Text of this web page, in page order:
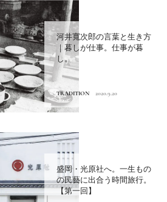
河井寬次郎の言葉と生き方
｜暮しが仕事。仕事が暮
し。
TRADITION 2020.9.20
盛岡・光原社へ。一生もの
の民藝に出合う時間旅行。
【第一回】